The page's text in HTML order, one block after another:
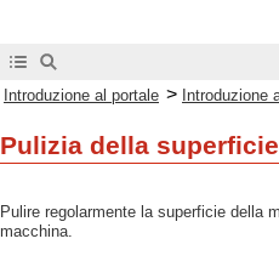
Introduzione al portale > Introduzione
Pulizia della
Pulire regolarmente la superficie della
macchina.